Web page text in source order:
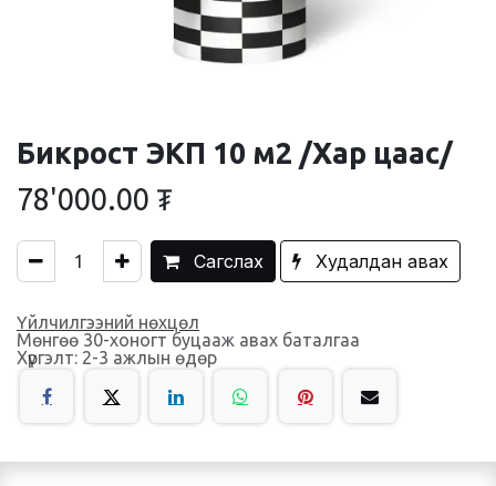
Бикрост ЭКП 10 м2 /Хар цаас/
78'000.00 ₮
Сагслах Худалдан авах
Үйлчилгээний нөхцөл
Мөнгөө 30-хоногт буцааж авах баталгаа
Хүргэлт: 2-3 ажлын өдөр